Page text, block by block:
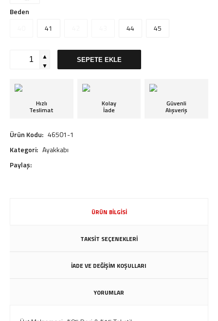
Beden
41 44 45
▲
▼
SEPETE EKLE
Hızlı
Teslimat
Kolay
İade
Güvenli
Alışveriş
Ürün Kodu: 46501-1
Kategori: Ayakkabı
Paylaş:
ÜRÜN BİLGİSİ
TAKSİT SEÇENEKLERİ
İADE VE DEĞİŞİM KOŞULLARI
YORUMLAR